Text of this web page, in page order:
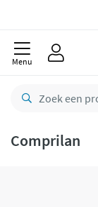
Menu
Comprilan